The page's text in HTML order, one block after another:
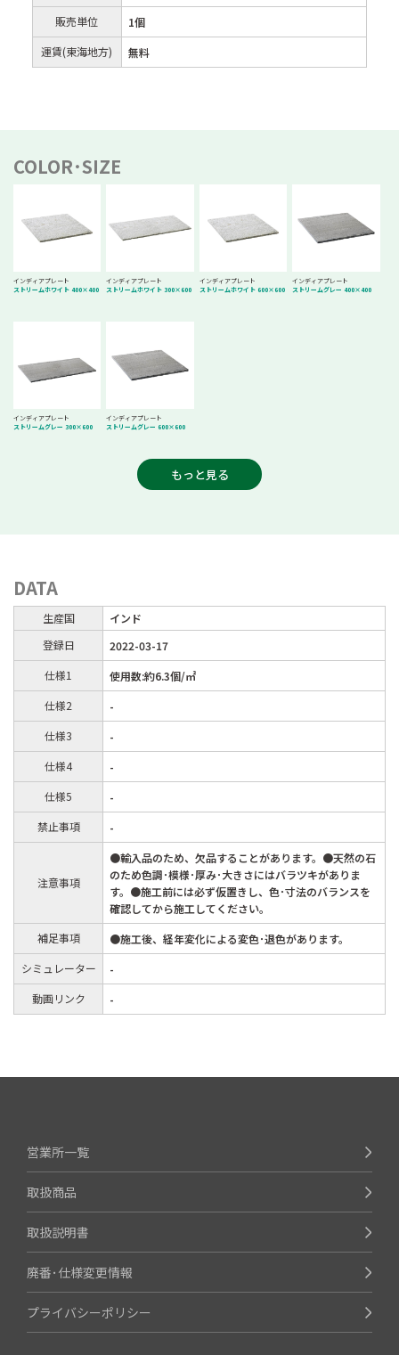
販売単位
1個
運賃(東海地方)
無料
COLOR･SIZE
インディアプレート
ストリームホワイト 400×400
インディアプレート
ストリームホワイト 300×600
インディアプレート
ストリームホワイト 600×600
インディアプレート
ストリームグレー 400×400
インディアプレート
ストリームグレー 300×600
インディアプレート
ストリームグレー 600×600
もっと見る
DATA
生産国
インド
登録日
2022-03-17
仕様1
使用数:約6.3個/㎡
仕様2
-
仕様3
-
仕様4
-
仕様5
-
禁止事項
-
注意事項
●輸入品のため、欠品することがあります。●天然の石
のため色調･模様･厚み･大きさにはバラツキがありま
す。●施工前には必ず仮置きし、色･寸法のバランスを
確認してから施工してください。
補足事項
●施工後、経年変化による変色･退色があります。
シミュレーター
-
動画リンク
-
営業所一覧
取扱商品
取扱説明書
廃番･仕様変更情報
プライバシーポリシー